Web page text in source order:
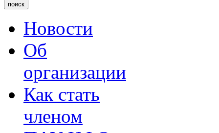
Новости
Об
организации
Как стать
членом